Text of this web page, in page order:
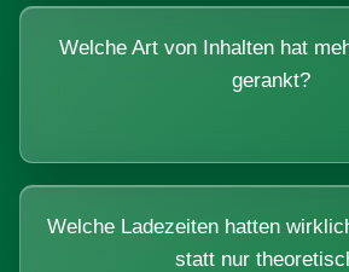
Welche Art von Inhalten hat
gerankt?
Welche Ladezeiten hatten
statt nur